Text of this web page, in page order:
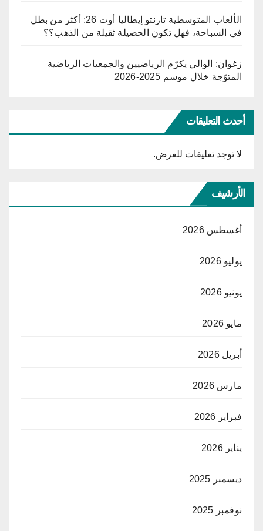
الألعاب المتوسطية تارنتو إيطاليا أوت 26: أكثر من بطل
في السباحة، فهل تكون الحصيلة ثقيلة من الذهب؟؟
زغوان: الوالي يكرّم الرياضيين والجمعيات الرياضية
المتوّجة خلال موسم 2025-2026
أحدث التعليقات
لا توجد تعليقات للعرض.
الأرشيف
أغسطس 2026
يوليو 2026
يونيو 2026
مايو 2026
أبريل 2026
مارس 2026
فبراير 2026
يناير 2026
ديسمبر 2025
نوفمبر 2025